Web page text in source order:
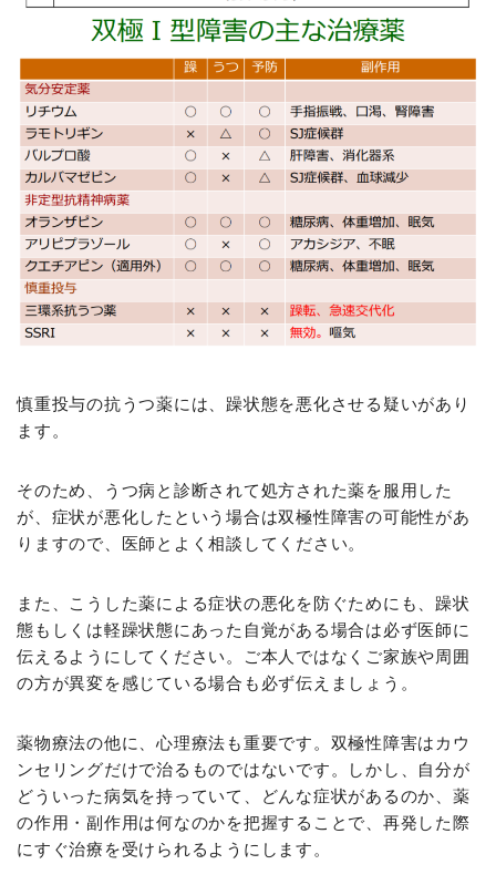
慎重投与の抗うつ薬には、躁状態を悪化させる疑いがあり
ます。
そのため、うつ病と診断されて処方された薬を服用した
が、症状が悪化したという場合は双極性障害の可能性があ
りますので、医師とよく相談してください。
また、こうした薬による症状の悪化を防ぐためにも、躁状
態もしくは軽躁状態にあった自覚がある場合は必ず医師に
伝えるようにしてください。ご本人ではなくご家族や周囲
の方が異変を感じている場合も必ず伝えましょう。
薬物療法の他に、心理療法も重要です。双極性障害はカウ
ンセリングだけで治るものではないです。しかし、自分が
どういった病気を持っていて、どんな症状があるのか、薬
の作用・副作用は何なのかを把握することで、再発した際
にすぐ治療を受けられるようにします。